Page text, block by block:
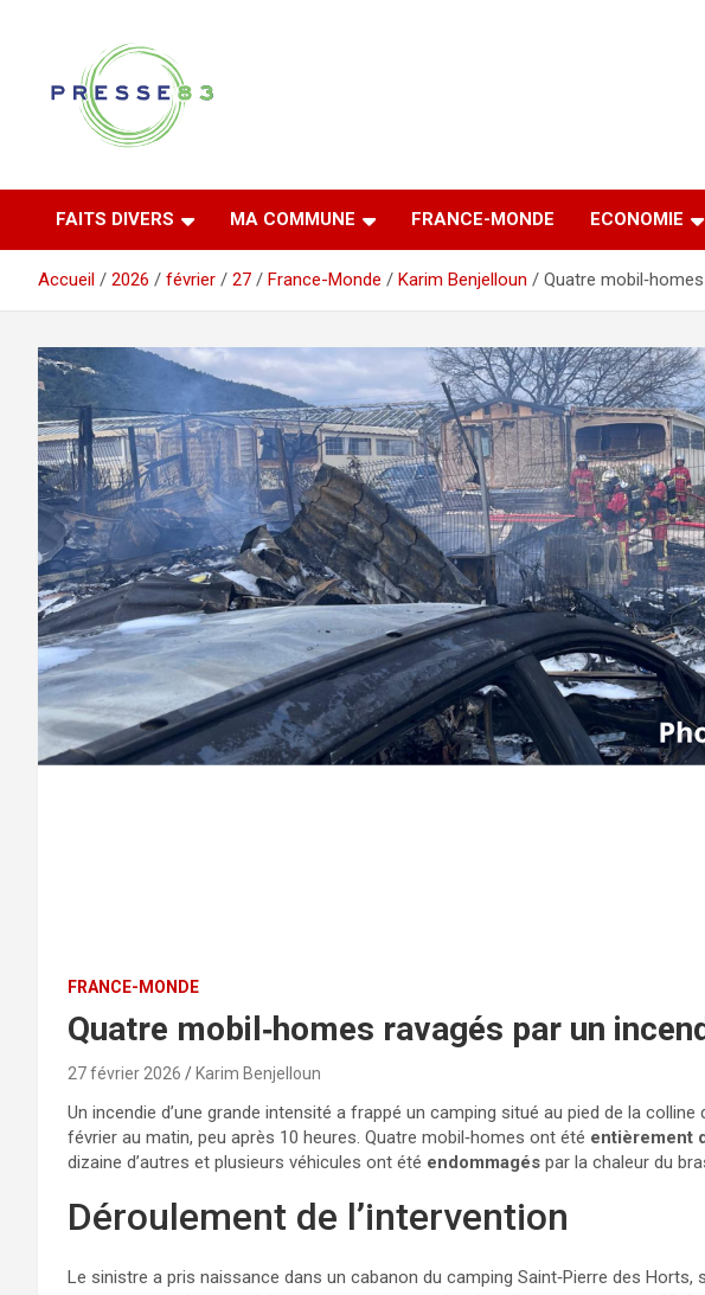
Presse 83
FAITS DIVERS MA COMMUNE FRANCE-MONDE ECONOMIE
Accueil 2026 février 27 France-Monde Karim Benjelloun Quatre
FRANCE-MONDE
Quatre mobil‑homes ravagés par un
27 février 2026 Karim Benjelloun
Un incendie d’une grande intensité a frappé un camping situé au pied de la
février au matin, peu après 10 heures. Quatre mobil‑homes ont été entièrement
dizaine d’autres et plusieurs véhicules ont été endommagés par la chaleur du
Déroulement de l’intervention
Le sinistre a pris naissance dans un cabanon du camping Saint‑Pierre des Horts,